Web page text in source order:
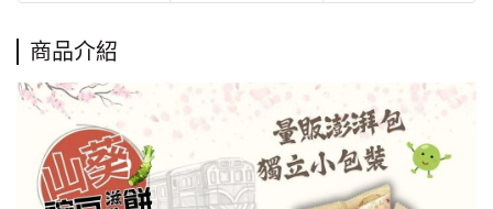
商品介紹